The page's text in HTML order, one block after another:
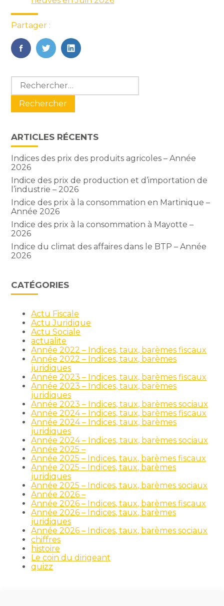
Partager :
FaceBook
TwitterLinkedIn
Blog
sidebar
Rechercher :
ARTICLES RÉCENTS
Indices des prix des produits agricoles – Année
2026
Indice des prix de production et d’importation de
l’industrie – 2026
Indice des prix à la consommation en Martinique –
Année 2026
Indice des prix à la consommation à Mayotte –
2026
Indice du climat des affaires dans le BTP – Année
2026
CATÉGORIES
Actu Fiscale
Actu Juridique
Actu Sociale
actualite
Année 2022 – Indices, taux, barèmes fiscaux
Année 2022 – Indices, taux, barèmes
juridiques
Année 2023 – Indices, taux, barèmes fiscaux
Année 2023 – Indices, taux, barèmes
juridiques
Année 2023 – Indices, taux, barèmes sociaux
Année 2024 – Indices, taux, barèmes fiscaux
Année 2024 – Indices, taux, barèmes
juridiques
Année 2024 – Indices, taux, barèmes sociaux
Année 2025 –
Année 2025 – Indices, taux, barèmes fiscaux
Année 2025 – Indices, taux, barèmes
juridiques
Année 2025 – Indices, taux, barèmes sociaux
Année 2026 –
Année 2026 – Indices, taux, barèmes fiscaux
Année 2026 – Indices, taux, barèmes
juridiques
Année 2026 – Indices, taux, barèmes sociaux
chiffres
histoire
Le coin du dirigeant
quizz